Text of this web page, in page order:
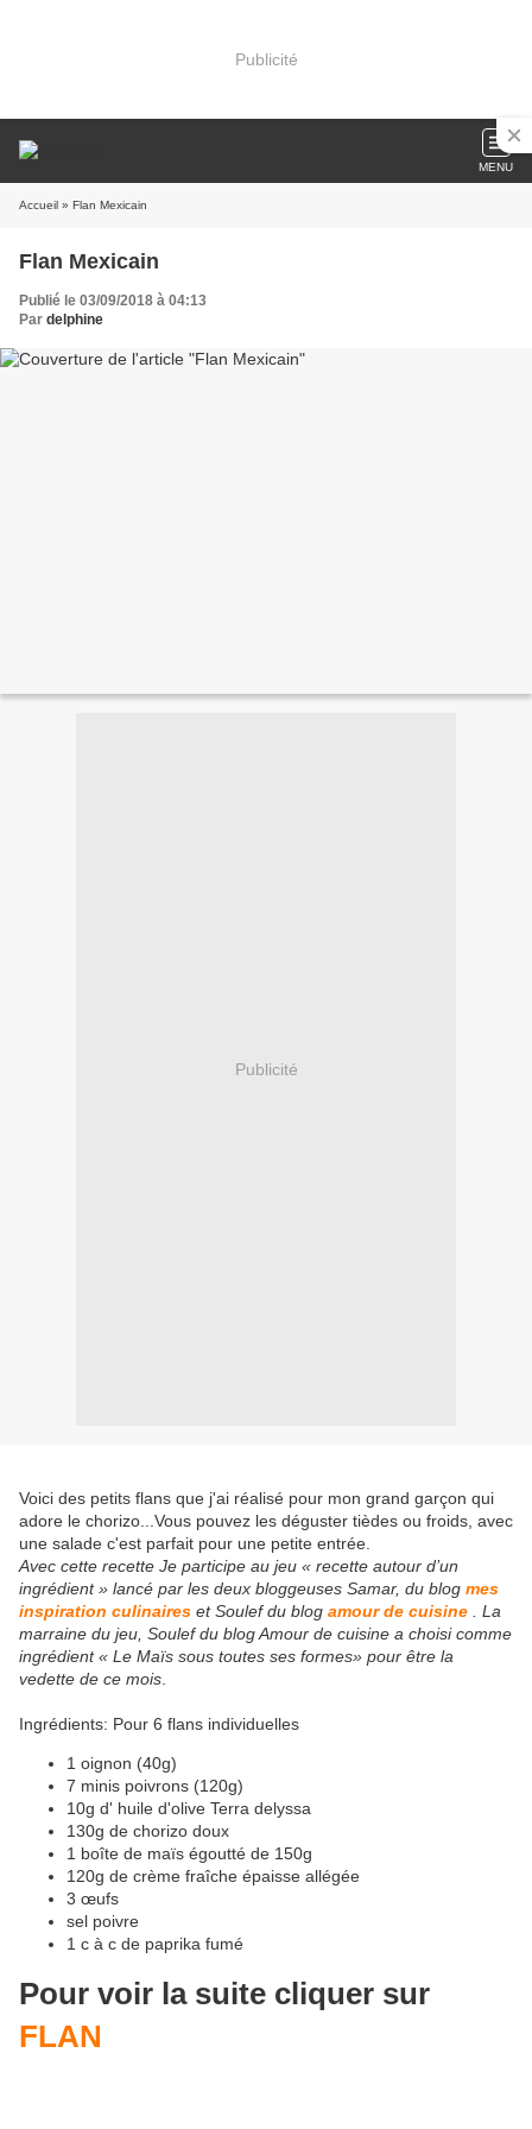
Publicité
MENU
Accueil » Flan Mexicain
Flan Mexicain
Publié le 03/09/2018 à 04:13
Par delphine
Publicité
Voici des petits flans que j'ai réalisé pour mon grand garçon qui
adore le chorizo...Vous pouvez les déguster tièdes ou froids, avec
une salade c'est parfait pour une petite entrée.
Avec cette recette Je participe au jeu « recette autour d’un
ingrédient » lancé par les deux bloggeuses Samar, du blog mes
inspiration culinaires et Soulef du blog amour de cuisine . La
marraine du jeu, Soulef du blog Amour de cuisine a choisi comme
ingrédient « Le Maïs sous toutes ses formes» pour être la
vedette de ce mois
Ingrédients: Pour 6 flans individuelles
1 oignon (40g)
7 minis poivrons (120g)
10g d' huile d'olive Terra delyssa
130g de chorizo doux
1 boîte de maïs égoutté de 150g
120g de crème fraîche épaisse allégée
3 œufs
sel poivre
1 c à c de paprika fumé
Pour voir la suite cliquer sur
FLAN